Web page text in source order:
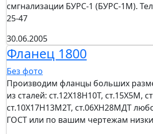
смгнализации БУРС-1 (БУРС-1М).
25-47
30.06.2005
Фланец 1800
Без фото
Производим фланцы больших
из сталей: ст.12Х18Н10Т, ст.15Х5М,
ст.10Х17Н13М2Т, ст.06ХН28МДТ
ГОСТ или по вашим чертежам